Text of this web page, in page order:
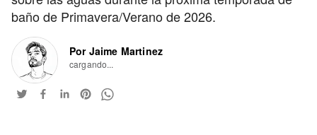
baño de Primavera/Verano de 2026.
Por Jaime Martinez
cargando...